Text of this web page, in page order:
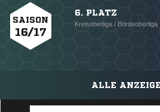
SAISON
16/17
6. PLATZ
Kreisoberliga / Bördeoberliga
ALLE